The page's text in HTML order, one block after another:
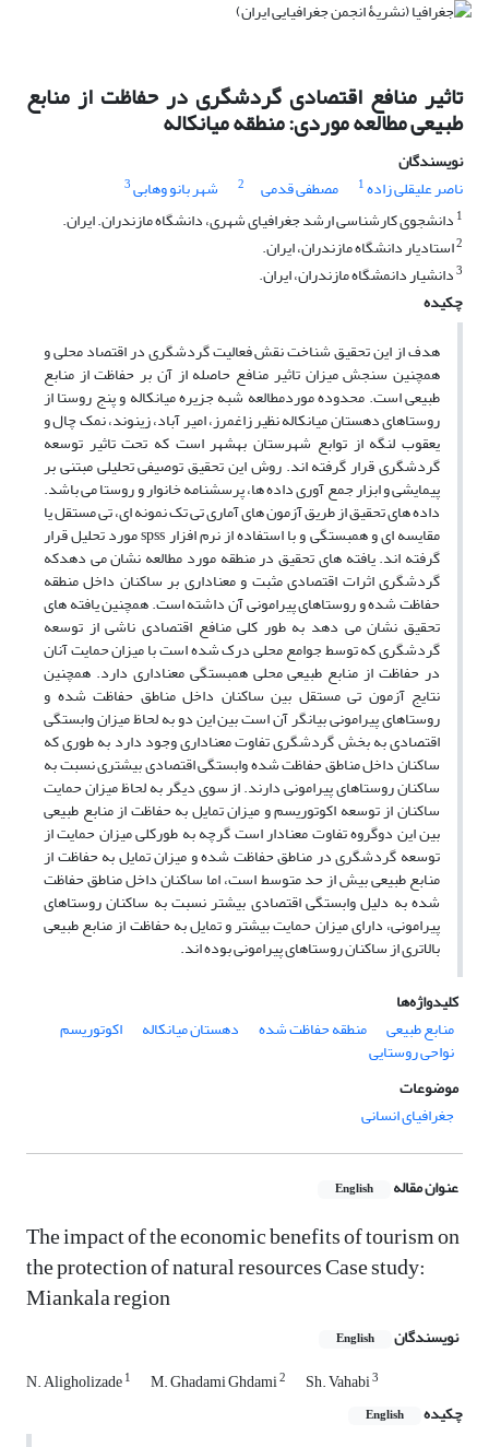
تاثیر منافع اقتصادی گردشگری در حفاظت از منابع
طبیعی مطالعه موردی: منطقه میانکاله
نویسندگان
ناصر علیقلی زاده1 مصطفی قدمی 2 شهر بانو وهابی3
1 دانشجوی کارشناسی ارشد جغرافیای شهری، دانشگاه مازندران. ایران.
2استادیار دانشگاه مازندران، ایران.
3دانشیار دانمشگاه مازندران، ایران.
چکیده
هدف از این تحقیق شناخت نقش فعالیت گردشگری در اقتصاد محلی و
همچنین سنجش میزان تاثیر منافع حاصله از آن بر حفاظت از منابع
طبیعی است. محدوده موردمطالعه شبه جزیره میانکاله و پنج روستا از
روستاهای دهستان میانکاله نظیر زاغمرز، امیر آباد، زینوند، نمک چال و
یعقوب لنگه از توابع شهرستان بهشهر است که تحت تاثیر توسعه
گردشگری قرار گرفته اند. روش این تحقیق توصیفی تحلیلی مبتنی بر
پیمایشی و ابزار جمع آوری داده ها، پرسشنامه خانوار و روستا می باشد.
داده های تحقیق از طریق آزمون های آماری تی تک نمونه ای، تی مستقل یا
مقایسه ای و همبستگی و با استفاده از نرم افزار spss مورد تحلیل قرار
گرفته اند. یافته های تحقیق در منطقه مورد مطالعه نشان می دهدکه
گردشگری اثرات اقتصادی مثبت و معناداری بر ساکنان داخل منطقه
حفاظت شده و روستاهای پیرامونی آن داشته است. همچنین یافته های
تحقیق نشان می دهد به طور کلی منافع اقتصادی ناشی از توسعه
گردشگری که توسط جوامع محلی درک شده است با میزان حمایت آنان
در حفاظت از منابع طبیعی محلی همبستگی معناداری دارد. همچنین
نتایج آزمون تی مستقل بین ساکنان داخل مناطق حفاظت شده و
روستاهای پیرامونی بیانگر آن است بین این دو به لحاظ میزان وابستگی
اقتصادی به بخش گردشگری تفاوت معناداری وجود دارد به طوری که
ساکنان داخل مناطق حفاظت شده وابستگی اقتصادی بیشتری نسبت به
ساکنان روستاهای پیرامونی دارند. از سوی دیگر به لحاظ میزان حمایت
ساکنان از توسعه اکوتوریسم و میزان تمایل به حفاظت از منابع طبیعی
بین این دوگروه تفاوت معنادار است گرچه به طورکلی میزان حمایت از
توسعه گردشگری در مناطق حفاظت شده و میزان تمایل به حفاظت از
منابع طبیعی بیش از حد متوسط است، اما ساکنان داخل مناطق حفاظت
شده به دلیل وابستگی اقتصادی بیشتر نسبت به ساکنان روستاهای
پیرامونی، دارای میزان حمایت بیشتر و تمایل به حفاظت از منابع طبیعی
بالاتری از ساکنان روستاهای پیرامونی بوده اند.
کلیدواژه‌ها
منابع طبیعی
منطقه حفاظت شده دهستان میانکاله اکوتوریسم
نواحی روستایی
موضوعات
جغرافیای انسانی
عنوان مقاله English
The impact of the economic benefits of tourism on
the protection of natural resources Case study:
Miankala region
نویسندگان English
N. Aligholizade1 M. Ghadami Ghdami2 Sh. Vahabi3
چکیده English